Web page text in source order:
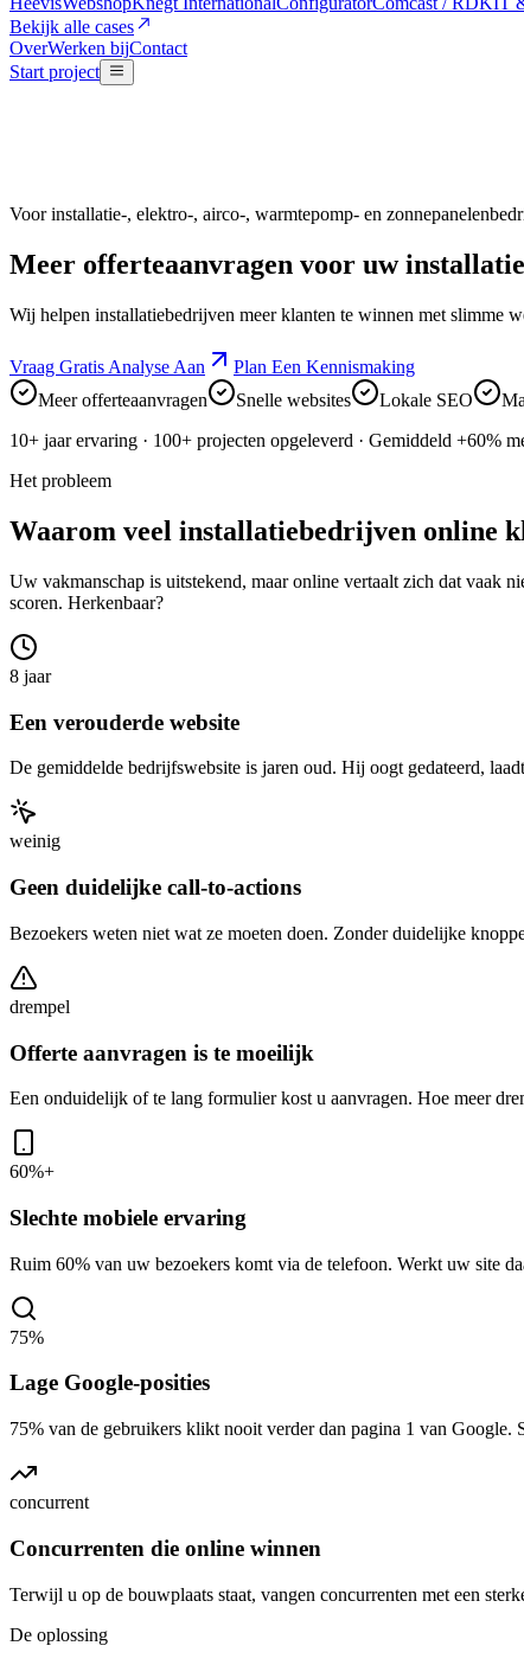
Bekijk alle cases
OverWerken bijContact
Start project
Voor installatie-, elektro-, airco-, warmtepomp- en
Meer offerteaanvragen voor uw
Wij helpen installatiebedrijven meer klanten te winnen met slimme
Vraag Gratis Analyse Aan
Plan Een Kennismaking
Meer offerteaanvragen
Snelle websites Lokale SEO
10+ jaarervaring · 100+ projecten opgeleverd · Gemiddeld +60%
Het probleem
Waarom veel installatiebedrijven online
Uw vakmanschap is uitstekend, maar online vertaalt zich dat vaak
scoren. Herkenbaar?
8 jaar
Een verouderde website
De gemiddelde bedrijfswebsite is jaren oud. Hij oogt gedateerd,
weinig
Geen duidelijke call-to-actions
Bezoekers weten niet wat ze moeten doen. Zonder duidelijke
drempel
Offerte aanvragen is te moeilijk
Een onduidelijk of te lang formulier kost u aanvragen. Hoe meer
60%+
Slechte mobiele ervaring
Ruim 60% van uw bezoekers komt via de telefoon. Werkt uw site
75%
Lage Google-posities
75% van de gebruikers klikt nooit verder dan pagina 1 van Google.
concurrent
Concurrenten die online winnen
Terwijl u op de bouwplaats staat, vangen concurrenten met een
De oplossing